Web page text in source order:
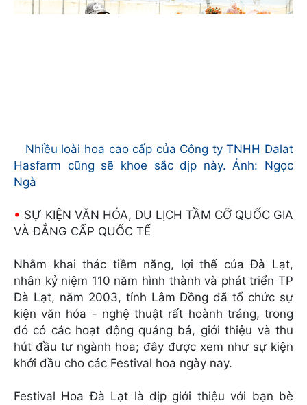
Nhiều loài hoa cao cấp của Công ty TNHH Dalat
Hasfarm cũng sẽ khoe sắc dịp này. Ảnh: Ngọc
Ngà
• SỰ KIỆN VĂN HÓA, DU LỊCH TẦM CỠ QUỐC GIA
VÀ ĐẲNG CẤP QUỐC TẾ
Nhằm khai thác tiềm năng, lợi thế của Đà Lạt,
nhân kỷ niệm 110 năm hình thành và phát triển TP
Đà Lạt, năm 2003, tỉnh Lâm Đồng đã tổ chức sự
kiện văn hóa - nghệ thuật rất hoành tráng, trong
đó có các hoạt động quảng bá, giới thiệu và thu
hút đầu tư ngành hoa; đây được xem như sự kiện
khởi đầu cho các Festival hoa ngày nay.
Festival Hoa Đà Lạt là dịp giới thiệu với bạn bè